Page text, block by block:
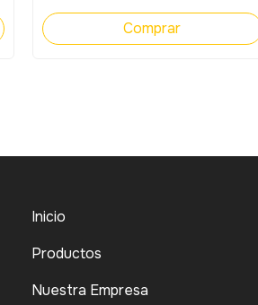
Inicio
Productos
Nuestra Empresa